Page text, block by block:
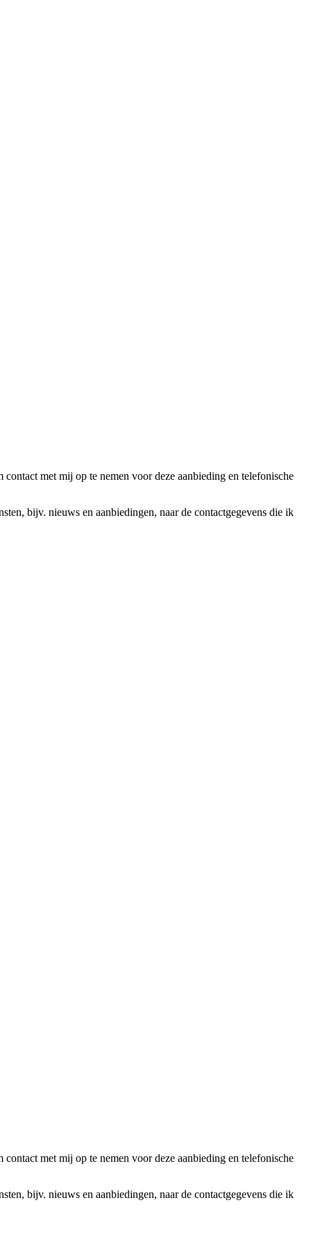
met mij op te nemen voor deze aanbieding en telefonische
bijv. nieuws en aanbiedingen, naar de contactgegevens die ik
met mij op te nemen voor deze aanbieding en telefonische
bijv. nieuws en aanbiedingen, naar de contactgegevens die ik